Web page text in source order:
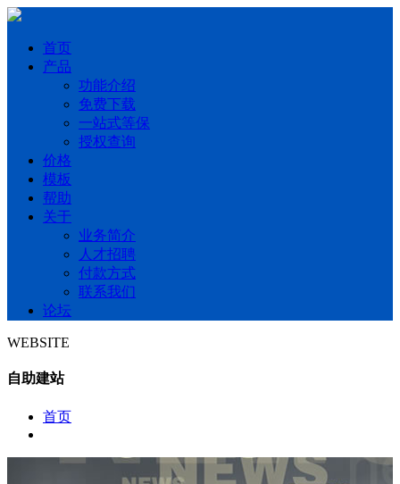
首页
产品
功能介绍
免费下载
一站式等保
授权查询
价格
模板
帮助
关于
业务简介
人才招聘
付款方式
联系我们
论坛
WEBSITE
自助建站
首页